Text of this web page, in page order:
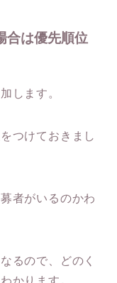
合は優先順位
します。
つけておきまし
者がいるのかわ
るので、どのく